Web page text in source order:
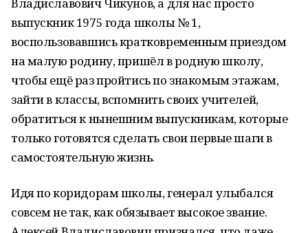
выпускник 1975 года школы № 1,
воспользовавшись кратковременным приездом
на малую родину, пришёл в родную школу,
чтобы ещё раз пройтись по знакомым этажам,
зайти в классы, вспомнить своих учителей,
обратиться к нынешним выпускникам, которые
только готовятся сделать свои первые шаги в
самостоятельную жизнь.
Идя по коридорам школы, генерал улыбался
совсем не так, как обязывает высокое звание.